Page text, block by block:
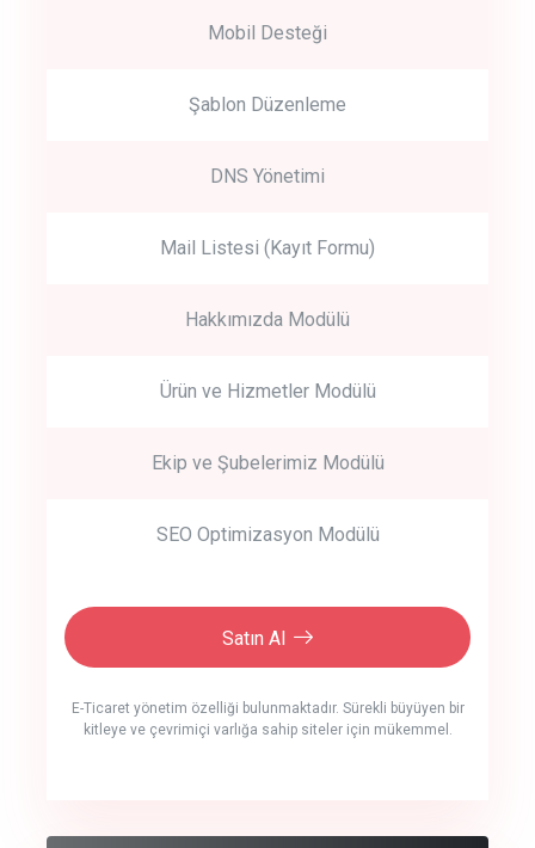
Mobil Desteği
Şablon Düzenleme
DNS Yönetimi
Mail Listesi (Kayıt Formu)
Hakkımızda Modülü
Ürün ve Hizmetler Modülü
Ekip ve Şubelerimiz Modülü
SEO Optimizasyon Modülü
Satın Al
E-Ticaret yönetim özelliği bulunmaktadır. Sürekli büyüyen bir
kitleye ve çevrimiçi varlığa sahip siteler için mükemmel.
crm auto cync